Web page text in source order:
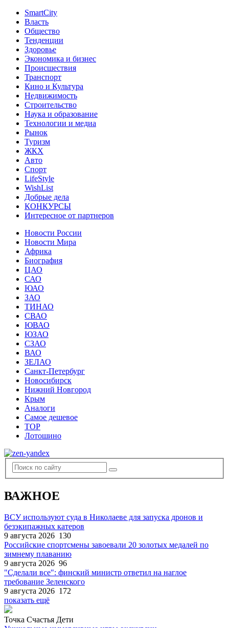
SmartCity
Власть
Общество
Тенденции
Здоровье
Экономика и бизнес
Происшествия
Транспорт
Кино и Культура
Недвижимость
Строительство
Наука и образование
Технологии и медиа
Рынок
Туризм
ЖКХ
Авто
Спорт
LifeStyle
WishList
Добрые дела
КОНКУРСЫ
Интересное от партнеров
Новости России
Новости Мира
Африка
Биография
ЦАО
САО
ЮАО
ЗАО
ТИНАО
СВАО
ЮВАО
ЮЗАО
СЗАО
ВАО
ЗЕЛАО
Санкт-Петербург
Новосибирск
Нижний Новгород
Крым
Аналоги
Самое дешевое
TOP
Лотошино
ВАЖНОЕ
ВСУ используют суда в Николаеве для запуска дронов и
безэкипажных катеров
9 августа 2026 130
Российские спортсмены завоевали 20 золотых медалей по
зимнему плаванию
9 августа 2026 96
"Сделали все": финский министр ответил на наглое
требование Зеленского
9 августа 2026 172
показать ещё
Точка Счастья Дети